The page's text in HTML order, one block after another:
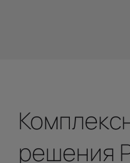
решения